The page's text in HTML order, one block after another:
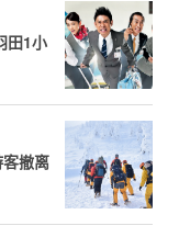
田1小
撤离